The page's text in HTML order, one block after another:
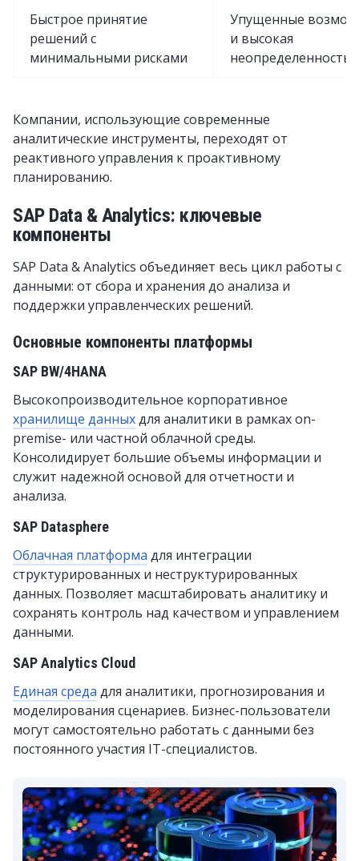
Быстрое принятие
решений с
минимальными рисками
Упущенные
и высокая
неопределенность
Компании, использующие современные
аналитические инструменты, переходят от
реактивного управления к проактивному
планированию.
SAP Data & Analytics: ключевые
компоненты
SAP Data & Analytics объединяет весь цикл работы с
данными: от сбора и хранения до анализа и
поддержки управленческих решений.
Основные компоненты платформы
SAP BW/4HANA
Высокопроизводительное корпоративное
хранилище данныхдля аналитики в рамках on-
premise- или частной облачной среды.
Консолидирует большие объемы информации и
служит надежной основой для отчетности и
анализа.
SAP Datasphere
Облачная платформа для интеграции
структурированных и неструктурированных
данных. Позволяет масштабировать аналитику и
сохранять контроль над качеством и управлением
данными.
SAP Analytics Cloud
Единая среда для аналитики, прогнозирования и
моделирования сценариев. Бизнес-пользователи
могут самостоятельно работать с данными без
постоянного участия IT-специалистов.